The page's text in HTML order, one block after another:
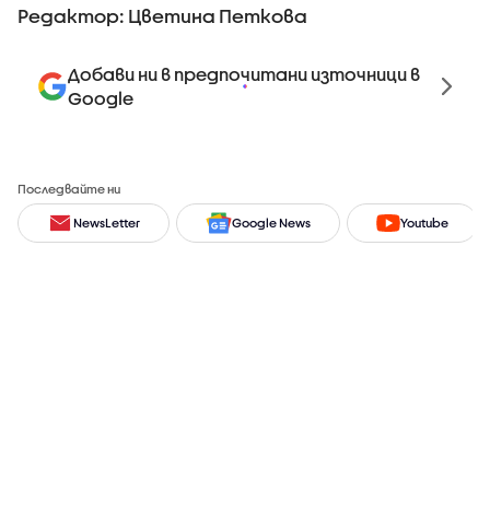
Редактор: Цветина Петкова
Добави ни в предпочитани източници в
Google
Последвайте ни
NewsLetter Google News Youtube